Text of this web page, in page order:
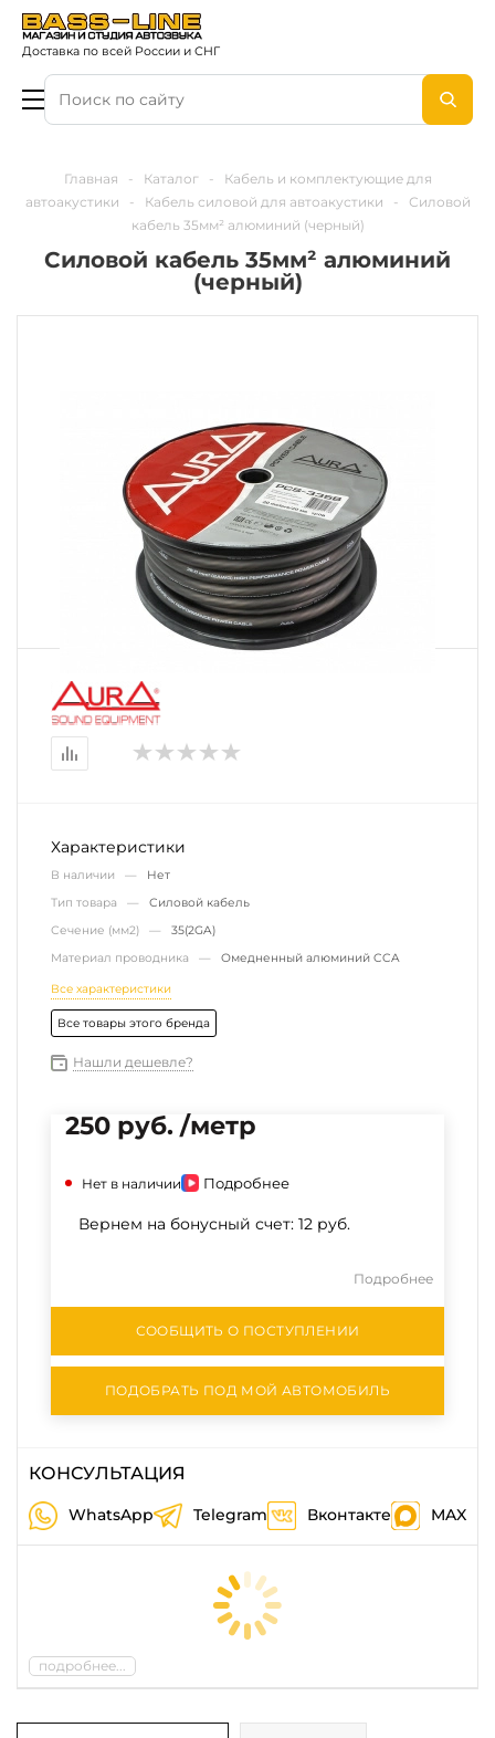
Доставка по всей России и СНГ
Главная - Каталог -
Кабель и комплектующие для
автоакустики
- Кабель силовой для автоакустики -
Силовой
кабель 35мм² алюминий (черный)
Силовой кабель 35мм² алюминий
(черный)
Характеристики
В наличии — Нет
Тип товара — Силовой кабель
Сечение (мм2) — 35(2GA)
Материал проводника — Омедненный алюминий CCA
Все характеристики
Все товары этого бренда
Нашли дешевле?
250 руб. /метр
Нет в наличии Подробнее
Вернем на бонусный счет: 12 руб.
Подробнее
СООБЩИТЬ О ПОСТУПЛЕНИИ
ПОДОБРАТЬ ПОД МОЙ АВТОМОБИЛЬ
КОНСУЛЬТАЦИЯ
WhatsApp Telegram Вконтакте MAX
подробнее...